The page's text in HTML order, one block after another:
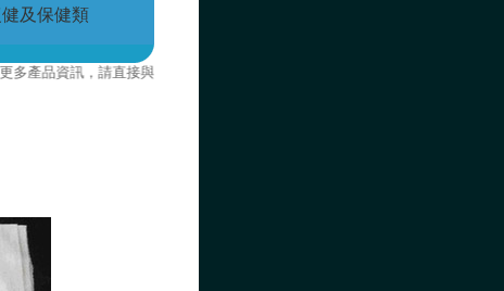
及保健類
品資訊，請直接與我們聯絡。